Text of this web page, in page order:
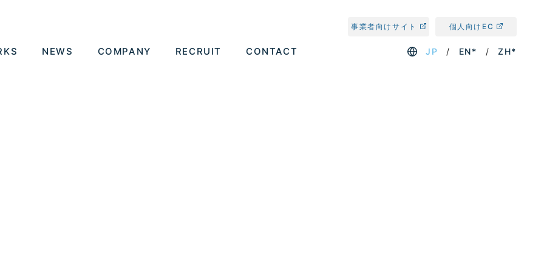
NEWS COMPANY RECRUIT CONTACT
事業者向けサイト 個人向けEC
JP EN* ZH*